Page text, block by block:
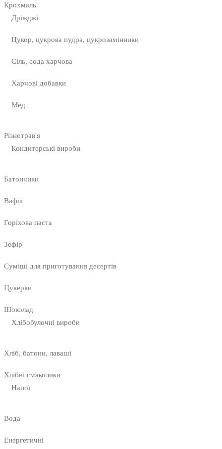
Крохмаль
Дріжджі
Цукор, цукрова пудра, цукрозамінники
Сіль, сода харчова
Харчові добавки
Мед
Різнотрав'я
Кондитерські вироби
Батончики
Вафлі
Горіхова паста
Зефір
Суміші для приготування десертів
Цукерки
Шоколад
Хлібобулочні вироби
Хліб, батони, лаваші
Хлібні смаколики
Напої
Вода
Енергетичні